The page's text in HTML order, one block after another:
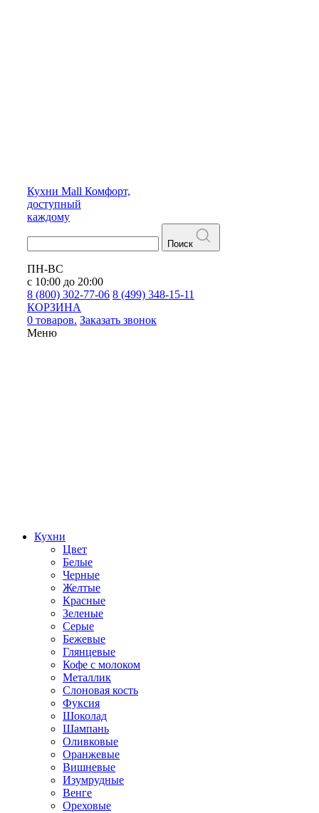
Кухни Mall Комфорт,
доступный
каждому
Поиск
ПН-ВС
с 10:00 до 20:00
8 (800) 302-77-06 8 (499) 348-15-11
КОРЗИНА
0 товаров. Заказать звонок
Меню
Кухни
Цвет
Белые
Черные
Желтые
Красные
Зеленые
Серые
Бежевые
Глянцевые
Кофе с молоком
Металлик
Слоновая кость
Фуксия
Шоколад
Шампань
Оливковые
Оранжевые
Вишневые
Изумрудные
Венге
Ореховые